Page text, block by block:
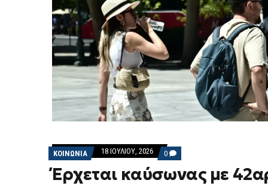
ΚΟΙΝΩΝΙΑ 18 ΙΟΥΛΊΟΥ, 2026 0 COMMENTS
ON
ΈΡΧΕΤΑΙ
ΚΑΎΣΩΝΑΣ
Έρχεται καύσωνας με